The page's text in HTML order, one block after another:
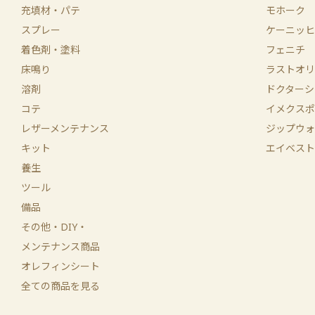
充填材・パテ
スプレー
着色剤・塗料
床鳴り
溶剤
コテ
レザーメンテナンス
キット
養生
ツール
備品
その他・DIY・
メンテナンス商品
オレフィンシート
全ての商品を見る
モホーク
ケーニッヒ
フェニチ
ラストオ
ドクター
イメクスポ
ジップウ
エイベスト